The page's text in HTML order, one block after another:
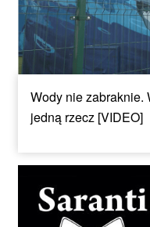
Wody nie zabraknie.
jedną rzecz [VIDEO]